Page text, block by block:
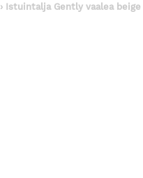
› Istuintalja Gently vaalea